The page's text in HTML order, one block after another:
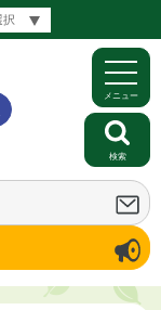
メニュー
検索